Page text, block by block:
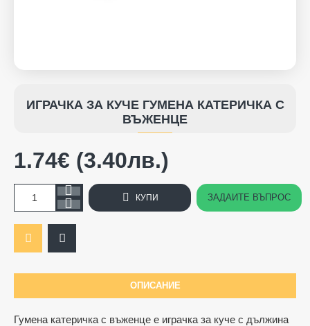
ИГРАЧКА ЗА КУЧЕ ГУМЕНА КАТЕРИЧКА С
ВЪЖЕНЦЕ
ОПИСАНИЕ
Гумена катеричка с въженце е играчка за куче с дължина
1.74€ (3.40лв.)
КУПИ ЗАДАЙТЕ ВЪПРОС